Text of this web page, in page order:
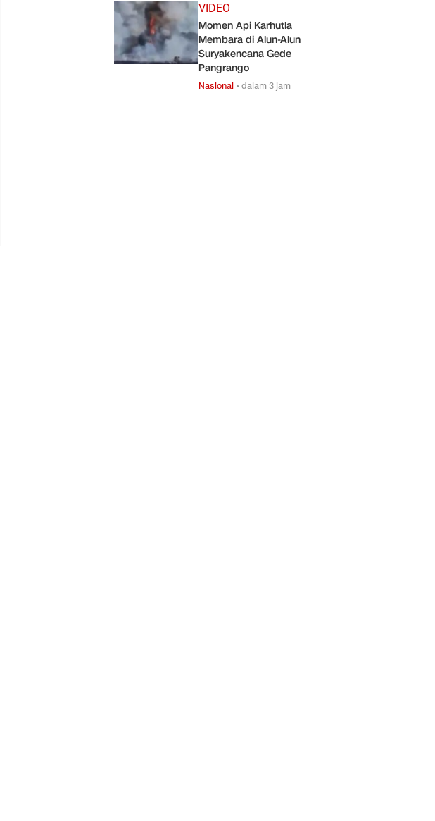
VIDEO
Momen Api Karhutla
Membara di Alun-Alun
Suryakencana Gede
Pangrango
Nasional •dalam 3 jam